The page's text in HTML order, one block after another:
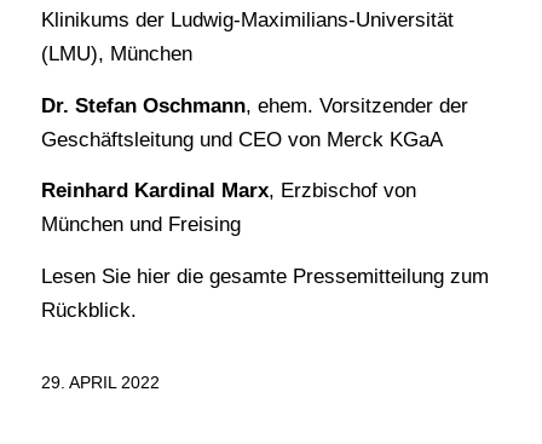
Klinikums der Ludwig-Maximilians-Universität
(LMU), München
Dr. Stefan Oschmann, ehem. Vorsitzender der
Geschäftsleitung und CEO von Merck KGaA
Reinhard Kardinal Marx, Erzbischof von
München und Freising
Lesen Sie hierdie gesamte Pressemitteilung zum
Rückblick.
29. APRIL 2022